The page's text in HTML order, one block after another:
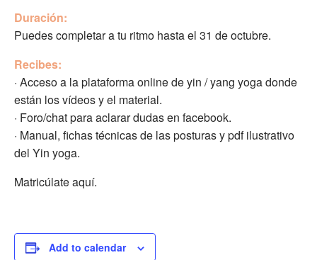
Duración:
Puedes completar a tu ritmo hasta el 31 de octubre.
Recibes:
· Acceso a la plataforma online de yin / yang yoga donde
están los vídeos y el material.
· Foro/chat para aclarar dudas en facebook.
· Manual, fichas técnicas de las posturas y pdf ilustrativo
del Yin yoga.
Matricúlate aquí.
Add to calendar